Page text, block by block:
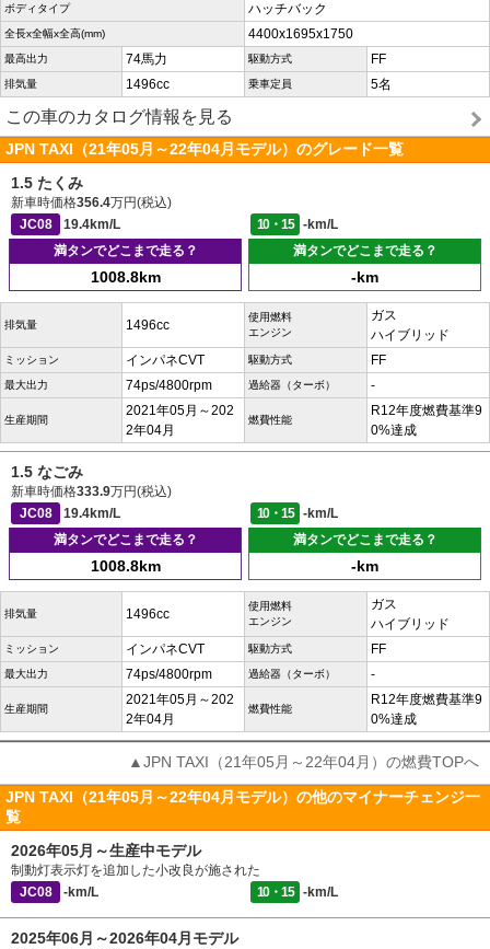
ボディタイプ ハッチバック
全長x全幅x全高(mm) 4400x1695x1750
最高出力 74馬力 駆動方式 FF
排気量 1496cc 乗車定員 5名
この車のカタログ情報を見る
JPN TAXI（21年05月～22年04月モデル）のグレード一覧
1.5 たくみ
新車時価格356.4万円(税込)
JC08
19.4km/L 10・15
-km/L
満タンでどこまで走る？
1008.8km
満タンでどこまで走る？
-km
排気量 1496cc
使用燃料
エンジン
ガス
ハイブリッド
ミッション インパネCVT 駆動方式 FF
最大出力 74ps/4800rpm 過給器（ターボ） -
生産期間
2021年05月～202
2年04月
燃費性能
R12年度燃費基準9
0%達成
1.5 なごみ
新車時価格333.9万円(税込)
JC08
19.4km/L 10・15
-km/L
満タンでどこまで走る？
1008.8km
満タンでどこまで走る？
-km
排気量 1496cc
使用燃料
エンジン
ガス
ハイブリッド
ミッション インパネCVT 駆動方式 FF
最大出力 74ps/4800rpm 過給器（ターボ） -
生産期間
2021年05月～202
2年04月
燃費性能
R12年度燃費基準9
0%達成
▲JPN TAXI（21年05月～22年04月）の燃費TOPへ
JPN TAXI（21年05月～22年04月モデル）の他のマイナーチェンジ一
覧
2026年05月～生産中モデル
制動灯表示灯を追加した小改良が施された
JC08
-km/L 10・15 -km/L
2025年06月～2026年04月モデル